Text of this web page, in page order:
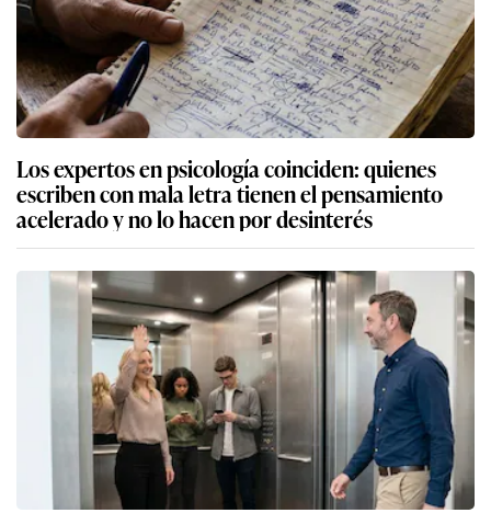
Los expertos en psicología coinciden: quienes
escriben con mala letra tienen el pensamiento
acelerado y no lo hacen por desinterés